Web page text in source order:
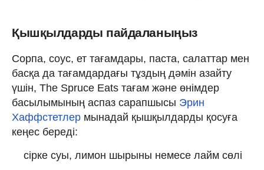
Қышқылдарды пайдаланыңыз
Сорпа, соус, ет тағамдары, паста, салаттар мен
басқа да тағамдардағы тұздың дәмін азайту
үшін, The Spruce Eats тағам және өнімдер
басылымының аспаз сарапшысы Эрин
Хаффстетлер мынадай қышқылдарды қосуға
кеңес береді:
сірке суы, лимон шырыны немесе лайм сөлі